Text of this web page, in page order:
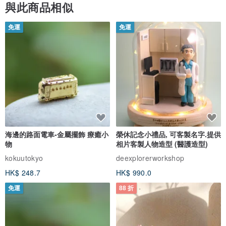
與此商品相似
免運
海邊的路面電車-金屬擺飾 療癒小
物
kokuutokyo
HK$ 248.7
免運
榮休記念小禮品, 可客製名字.提供
相片客製人物造型 (醫護造型)
deexplorerworkshop
HK$ 990.0
免運 88 折